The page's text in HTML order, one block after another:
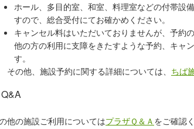
ホール、多目的室、和室、料理室などの付帯設
すので、総合受付にてお確かめください。
キャンセル料はいただいておりませんが、予約
他の方の利用に支障をきたすような予約、キャ
す。
他、施設予約に関する詳細については、 ちば
Q&A
他の施設ご利用についてはプラザＱ＆Ａ をご確認